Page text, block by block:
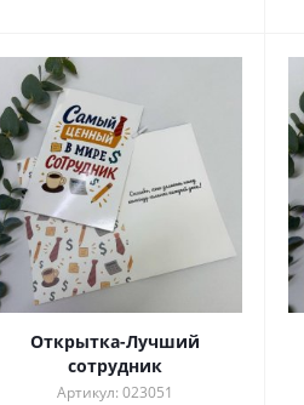
Открытка-Лучший
сотрудник
Артикул: 023051